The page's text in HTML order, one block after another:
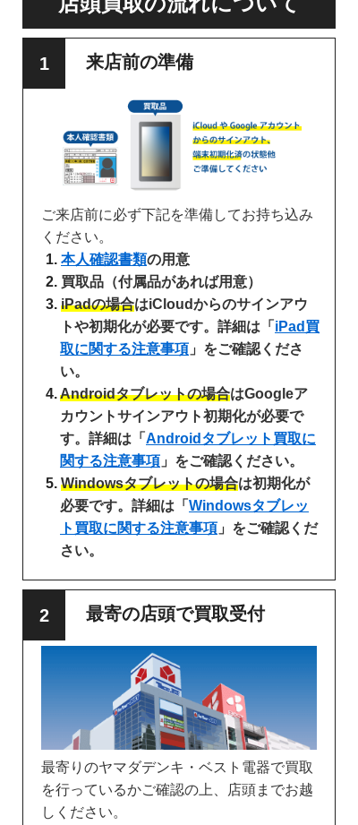
来店前の準備
ご来店前に必ず下記を準備してお持ち込み
ください。
本人確認書類の用意
買取品（付属品があれば用意）
iPadの場合はiCloudからのサインアウ
トや初期化が必要です。詳細は「 iPad買
取に関する注意事項 」をご確認くださ
い。
Androidタブレットの場合はGoogleア
カウントサインアウト初期化が必要で
す。詳細は「 Androidタブレット買取に
関する注意事項 」をご確認ください。
Windowsタブレットの場合は初期化が
必要です。詳細は「 Windowsタブレッ
ト買取に関する注意事項 」をご確認くだ
さい。
最寄の店頭で買取受付
最寄りのヤマダデンキ・ベスト電器で買取
を行っているかご確認の上、店頭までお越
しください。